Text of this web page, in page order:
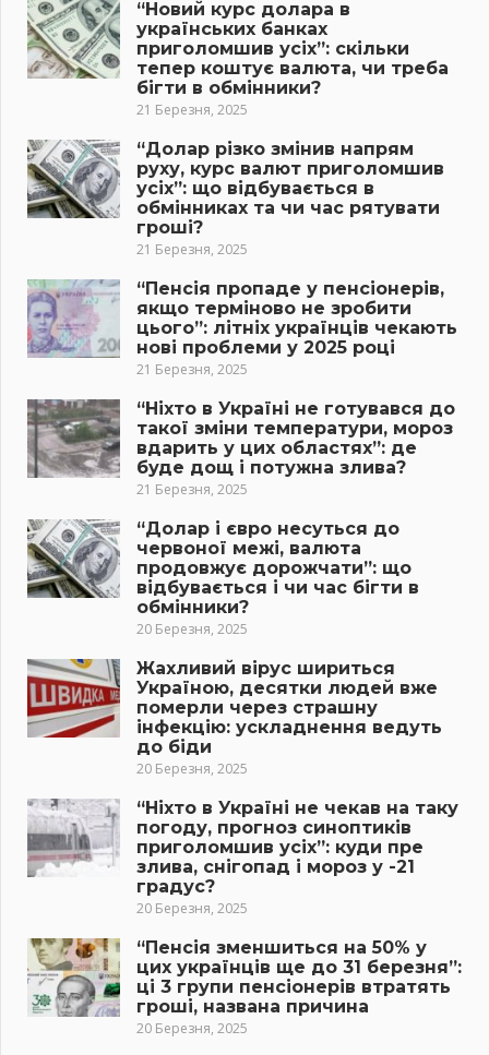
“Новий курс долара в
українських банках
приголомшив усіх”: скільки
тепер коштує валюта, чи треба
бігти в обмінники?
21 Березня, 2025
“Долар різко змінив напрям
руху, курс валют приголомшив
усіх”: що відбувається в
обмінниках та чи час рятувати
гроші?
21 Березня, 2025
“Пенсія пропаде у пенсіонерів,
якщо терміново не зробити
цього”: літніх українців чекають
нові проблеми у 2025 році
21 Березня, 2025
“Ніхто в Україні не готувався до
такої зміни температури, мороз
вдарить у цих областях”: де
буде дощ і потужна злива?
21 Березня, 2025
“Долар і євро несуться до
червоної межі, валюта
продовжує дорожчати”: що
відбувається і чи час бігти в
обмінники?
20 Березня, 2025
Жахливий вірус шириться
Україною, десятки людей вже
померли через страшну
інфекцію: ускладнення ведуть
до біди
20 Березня, 2025
“Ніхто в Україні не чекав на таку
погоду, прогноз синоптиків
приголомшив усіх”: куди пре
злива, снігопад і мороз у -21
градус?
20 Березня, 2025
“Пенсія зменшиться на 50% у
цих українців ще до 31 березня”:
ці 3 групи пенсіонерів втратять
гроші, названа причина
20 Березня, 2025